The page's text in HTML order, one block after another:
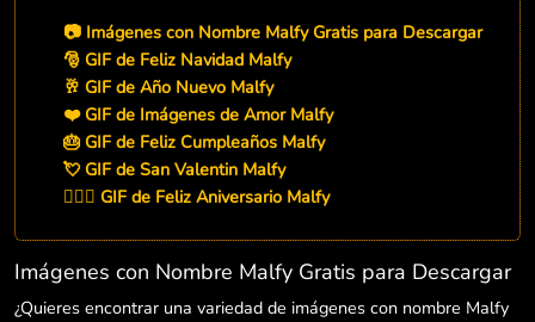
📷 Imágenes con Nombre Malfy Gratis para Descargar
🎅 GIF de Feliz Navidad Malfy
🥂 GIF de Año Nuevo Malfy
❤️ GIF de Imágenes de Amor Malfy
🎂 GIF de Feliz Cumpleaños Malfy
💘 GIF de San Valentin Malfy
👨‍❤️‍👨 GIF de Feliz Aniversario Malfy
Imágenes con Nombre Malfy Gratis para Descargar
¿Quieres encontrar una variedad de imágenes con nombre Malfy